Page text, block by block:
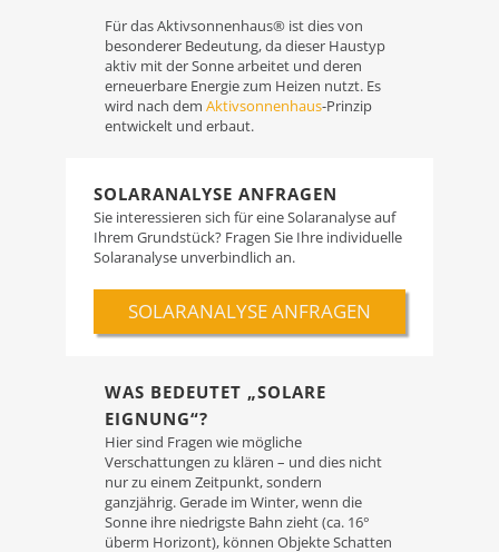
Für das Aktivsonnenhaus® ist dies von
besonderer Bedeutung, da dieser Haustyp
aktiv mit der Sonne arbeitet und deren
erneuerbare Energie zum Heizen nutzt. Es
wird nach dem Aktivsonnenhaus-Prinzip
entwickelt und erbaut.
SOLARANALYSE ANFRAGEN
Sie interessieren sich für eine Solaranalyse auf
Ihrem Grundstück? Fragen Sie Ihre individuelle
Solaranalyse unverbindlich an.
SOLARANALYSE ANFRAGEN
WAS BEDEUTET „SOLARE
EIGNUNG“?
Hier sind Fragen wie mögliche
Verschattungen zu klären – und dies nicht
nur zu einem Zeitpunkt, sondern
ganzjährig. Gerade im Winter, wenn die
Sonne ihre niedrigste Bahn zieht (ca. 16°
überm Horizont), können Objekte Schatten